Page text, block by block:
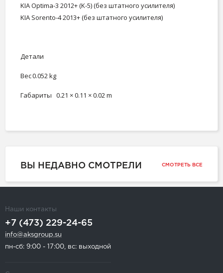
KIA Optima-3 2012+ (K-5) (без штатного усилителя)
KIA Sorento-4 2013+ (без штатного усилителя)
Детали
Вес0.052 kg
Габариты 0.21 × 0.11 × 0.02 m
ВЫ НЕДАВНО СМОТРЕЛИ СМОТРЕТЬ ВСЕ
Наши контакты
+7 (473) 229-24-65
info@aksgroup.su
пн-сб: 9:00 - 17:00, вс: выходной